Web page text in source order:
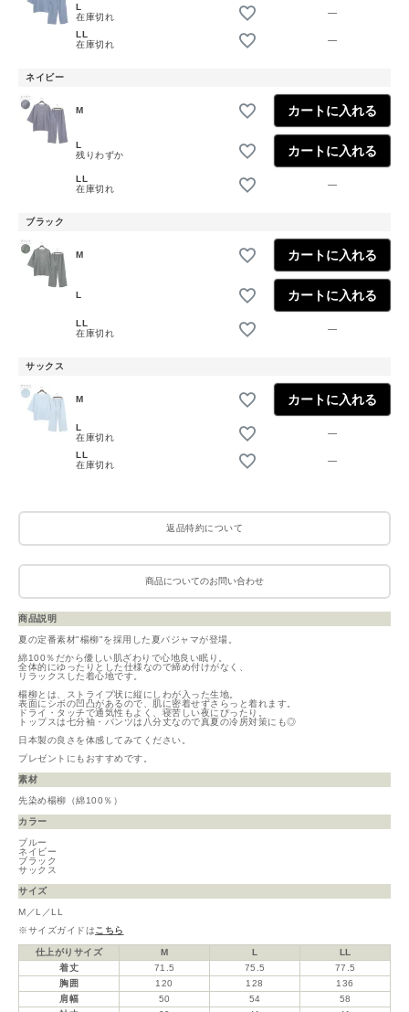
L
在庫切れ
—
LL
在庫切れ
—
ネイビー
M カートに入れる
L
残りわずか
カートに入れる
LL
在庫切れ
—
ブラック
M カートに入れる
L カートに入れる
LL
在庫切れ
—
サックス
M カートに入れる
L
在庫切れ
—
LL
在庫切れ
—
返品特約について
商品についてのお問い合わせ
商品説明
夏の定番素材"楊柳"を採用した夏パジャマが登場。
綿100％だから優しい肌ざわりで心地良い眠り。
全体的にゆったりとした仕様なので締め付けがなく、
リラックスした着心地です。
楊柳とは、ストライプ状に縦にしわが入った生地。
表面にシボの凹凸があるので、肌に密着せずさらっと着れます。
ドライ・タッチで通気性もよく、寝苦しい夜にぴったり。
トップスは七分袖・パンツは八分丈なので真夏の冷房対策にも◎
日本製の良さを体感してみてください。
プレゼントにもおすすめです。
素材
先染め楊柳（綿100％）
カラー
ブルー
ネイビー
ブラック
サックス
サイズ
M／L／LL
※サイズガイドはこちら
仕上がりサイズ M L
LL
着丈
71.5 75.5
77.5
胸囲
120 128
136
肩幅
50 54
58